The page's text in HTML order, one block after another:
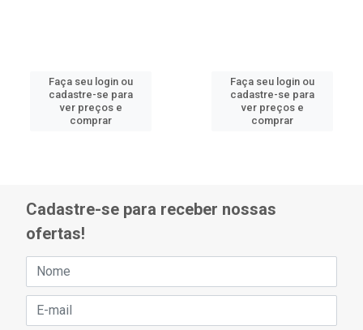
Faça seu login ou
cadastre-se para
ver preços e
comprar
Faça seu login ou
cadastre-se para
ver preços e
comprar
Cadastre-se para receber nossas
ofertas!